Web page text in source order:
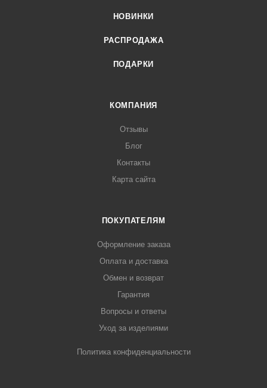
НОВИНКИ
РАСПРОДАЖА
ПОДАРКИ
КОМПАНИЯ
Отзывы
Блог
Контакты
Карта сайта
ПОКУПАТЕЛЯМ
Оформление заказа
Оплата и доставка
Обмен и возврат
Гарантия
Вопросы и ответы
Уход за изделиями
Политика конфиденциальности